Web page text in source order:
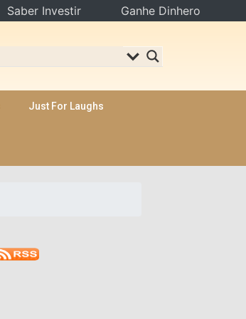
Just For Laughs
Saber Investir Ganhe Dinhero